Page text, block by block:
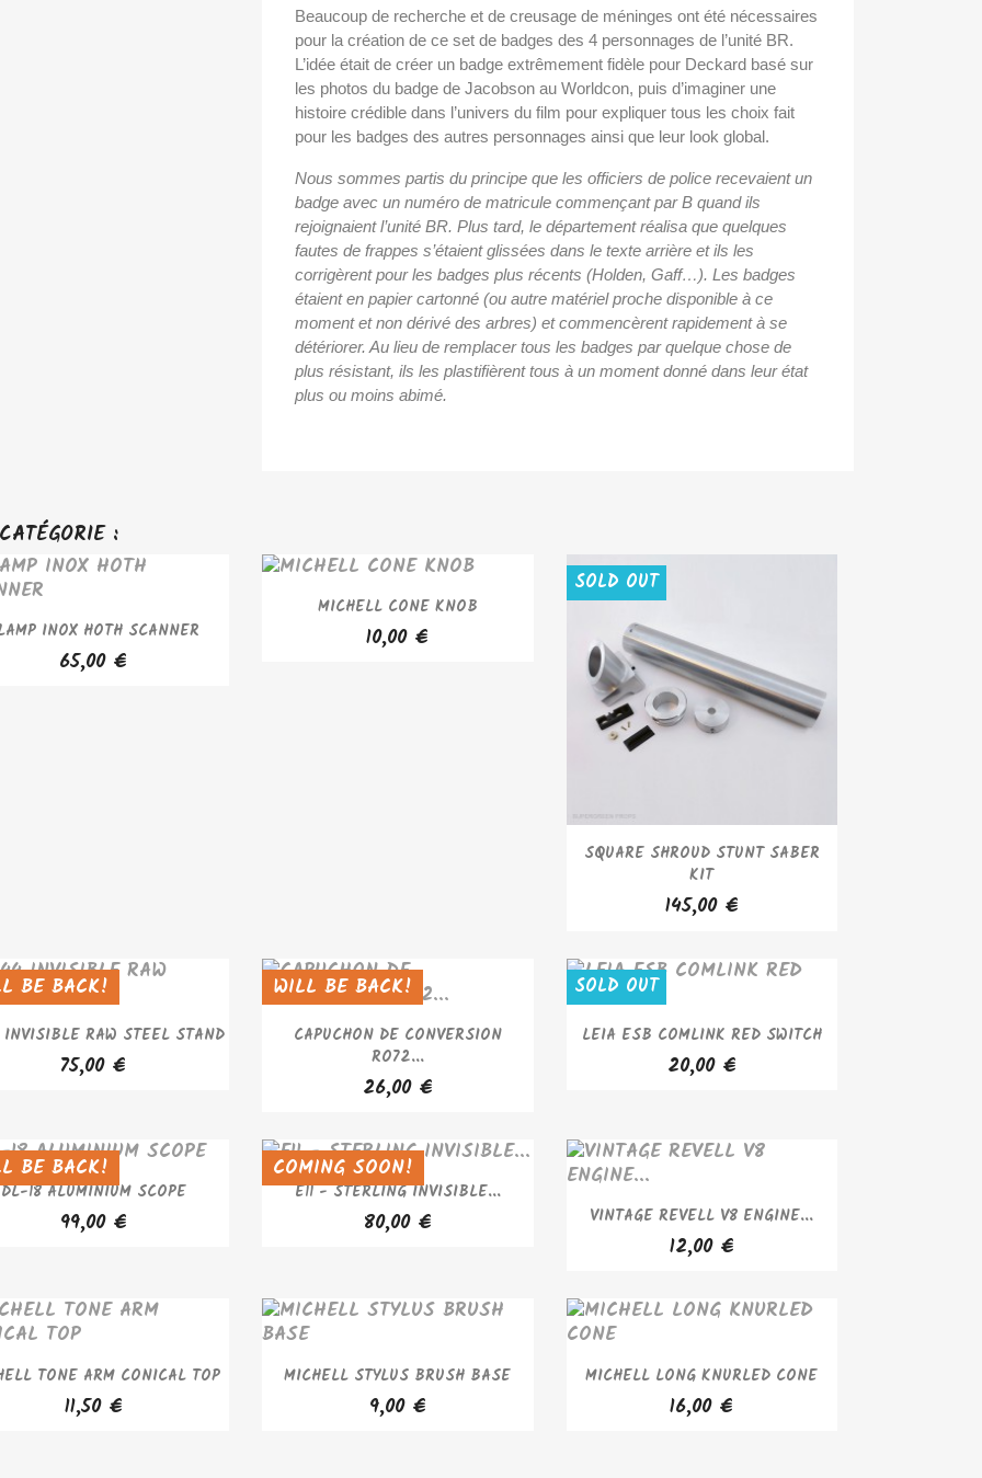
Beaucoup de recherche et de creusage de méninges ont été nécessaires
pour la création de ce set de badges des 4 personnages de l’unité BR.
L’idée était de créer un badge extrêmement fidèle pour Deckard basé sur
les photos du badge de Jacobson au Worldcon, puis d’imaginer une
histoire crédible dans l’univers du film pour expliquer tous les choix fait
pour les badges des autres personnages ainsi que leur look global.
Nous sommes partis du principe que les officiers de police recevaient un
badge avec un numéro de matricule commençant par B quand ils
rejoignaient l’unité BR. Plus tard, le département réalisa que quelques
fautes de frappes s’étaient glissées dans le texte arrière et ils les
corrigèrent pour les badges plus récents (Holden, Gaff…). Les badges
étaient en papier cartonné (ou autre matériel proche disponible à ce
moment et non dérivé des arbres) et commencèrent rapidement à se
détériorer. Au lieu de remplacer tous les badges par quelque chose de
plus résistant, ils les plastifièrent tous à un moment donné dans leur état
plus ou moins abimé.
:
 APERÇU RAPIDE
INOX HOTH SCANNER
65,00 €
APERÇU RAPIDE
MICHELL CONE KNOB
10,00 €
 APERÇU RAPIDE
SQUARE SHROUD STUNT SABER
KIT
145,00 €
SOLD OUT
BE BACK!
APERÇU RAPIDE
RAW STEEL STAND
75,00 €
OUT WILL BE BACK!
APERÇU RAPIDE
CAPUCHON DE CONVERSION
RO72...
26,00 €
SOLD OUT
APERÇU RAPIDE
LEIA ESB COMLINK RED SWITCH
20,00 €
SOLD OUT
BE BACK!
APERÇU RAPIDE
DL-18 ALUMINIUM SCOPE
99,00 €
OUT COMING SOON!
APERÇU RAPIDE
E11 - STERLING INVISIBLE...
80,00 €
SOLD OUT
APERÇU RAPIDE
VINTAGE REVELL V8 ENGINE...
12,00 €
 APERÇU RAPIDE
TONE ARM CONICAL TOP
11,50 €
APERÇU RAPIDE
MICHELL STYLUS BRUSH BASE
9,00 €
APERÇU RAPIDE
MICHELL LONG KNURLED CONE
16,00 €